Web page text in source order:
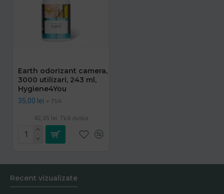
Earth odorizant camera,
3000 utilizari, 243 ml,
Hygiene4You
35,00 lei + TVA
42,35 lei TVA inclus
Recent vizualizate